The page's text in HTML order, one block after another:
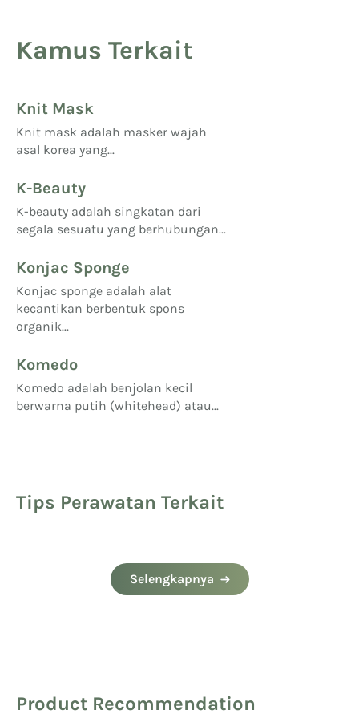
Kamus Terkait
Knit Mask
Knit mask adalah masker wajah
asal korea yang...
K-Beauty
K-beauty adalah singkatan dari
segala sesuatu yang berhubungan...
Konjac Sponge
Konjac sponge adalah alat
kecantikan berbentuk spons
organik...
Komedo
Komedo adalah benjolan kecil
berwarna putih (whitehead) atau...
Tips Perawatan Terkait
Selengkapnya
Product Recommendation